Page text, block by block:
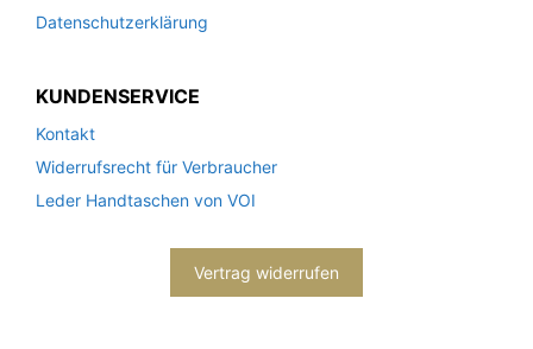
Datenschutzerklärung
KUNDENSERVICE
Kontakt
Widerrufsrecht für Verbraucher
Leder Handtaschen von VOI
Vertrag widerrufen